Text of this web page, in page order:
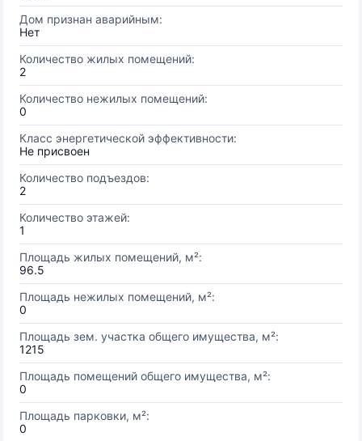
Дом признан аварийным:
Нет
Количество жилых помещений:
2
Количество нежилых помещений:
0
Класс энергетической эффективности:
Не присвоен
Количество подъездов:
2
Количество этажей:
1
Площадь жилых помещений, м²:
96.5
Площадь нежилых помещений, м²:
0
Площадь зем. участка общего имущества, м²:
1215
Площадь помещений общего имущества, м²:
0
Площадь парковки, м²:
0